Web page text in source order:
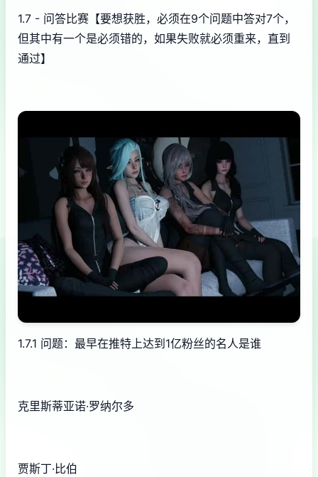
1.7 - 问答比赛【要想获胜，必须在9个问题中答对7个，
但其中有一个是必须错的，如果失败就必须重来，直到
通过】
1.7.1 问题：最早在推特上达到1亿粉丝的名人是谁
克里斯蒂亚诺·罗纳尔多
贾斯丁·比伯